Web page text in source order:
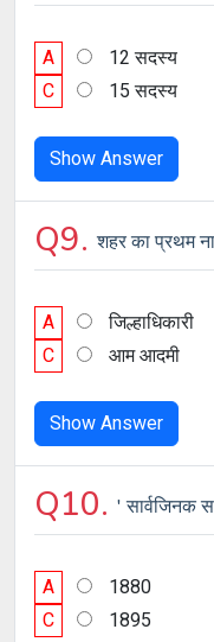
A 12 सदस्य
C
15 सदस्य
Show Answer
Q9.शहर का प्रथम
A जिल्हाधिकारी
C
आम आदमी
Show Answer
Q10. ' सार्वजिनक
A 1880
C
1895